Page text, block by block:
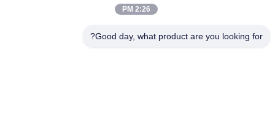
عنوان
2:26 PM
Good day, what product are you looking for?